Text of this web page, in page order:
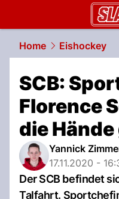
Home Eishockey
SCB:
Florence
die
Yannick
17.11.2020 -
Der SCB befindet
Talfahrt.